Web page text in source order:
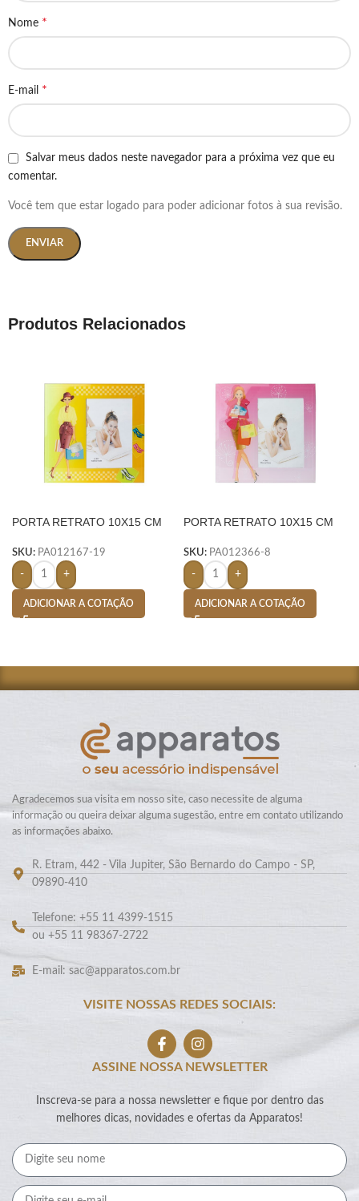
Nome *
E-mail *
Salvar meus dados neste navegador para a próxima vez que eu
comentar.
Você tem que estar logado para poder adicionar fotos à sua revisão.
Produtos Relacionados
PORTA RETRATO 10X15 CM
SKU: PA012167-19
- +
ADICIONAR A COTAÇÃO
PORTA RETRATO 10X15 CM
SKU: PA012366-8
- +
ADICIONAR A COTAÇÃO
Agradecemos sua visita em nosso site, caso necessite de alguma
informação ou queira deixar alguma sugestão, entre em contato utilizando
as informações abaixo.
R. Etram, 442 - Vila Jupiter, São Bernardo do Campo - SP,
09890-410
Telefone: +55 11 4399-1515
ou +55 11 98367-2722
E-mail: sac@apparatos.com.br
VISITE NOSSAS REDES SOCIAIS:
ASSINE NOSSA NEWSLETTER
Inscreva-se para a nossa newsletter e fique por dentro das
melhores dicas, novidades e ofertas da Apparatos!